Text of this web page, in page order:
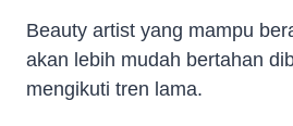
Beauty artist yang mampu
akan lebih mudah bertahan
mengikuti tren lama.